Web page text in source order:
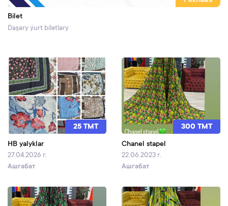
Bilet
Daşary ýurt biletlary
25 TMT
HB yalyklar
27.04.2026 г.
Ашгабат
300 TMT
Chanel stapel
22.06.2023 г.
Ашгабат